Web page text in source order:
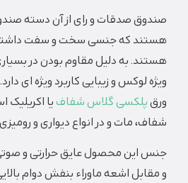
صندوق صدقات و رای از آن دسته
هستند که جنسی سخت و سفت
هستند. به دلیل مقاوم بودن در
ویژه لوکس و زیبایی کاربرد ویژه ای
ورقپلکسی گلاس شفافیا
شفاف، مات و در انواع دیواری و
جنس این محصول عایق حرارتی و
و مقابل اشعه ماوراء بنفش دوام